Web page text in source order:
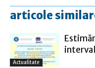
articole
Actualitate